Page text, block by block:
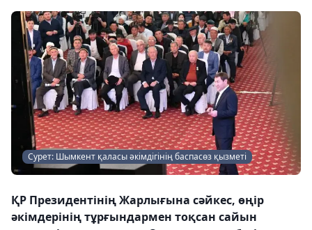
Сурет: Шымкент қаласы әкімдігінің баспасөз қызметі
ҚР Президентінің Жарлығына сәйкес, өңір
әкімдерінің тұрғындармен тоқсан сайын